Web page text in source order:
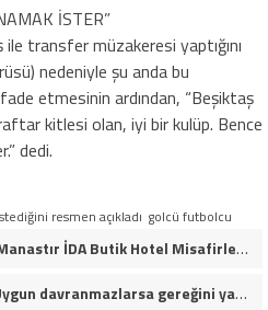
İSTER”
transfer müzakeresi yaptığını
nedeniyle şu anda bu
ifade etmesinin ardından, “Beşiktaş
kitlesi olan, iyi bir kulüp. Bence
dedi.
resmen açıkladı golcü futbolcu
Kazdağları’nın Gözdesi Antik Manastır İDA Butik Hotel Misafirlerinden Tam Not Alıyor
Trump’tan İran açıklaması: “Uygun davranmazlarsa gereğini yaparım”